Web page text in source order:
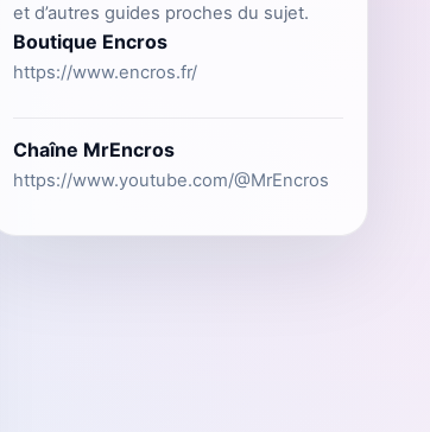
et d’autres guides proches du sujet.
Boutique Encros
https://www.encros.fr/
Chaîne MrEncros
https://www.youtube.com/@MrEncros